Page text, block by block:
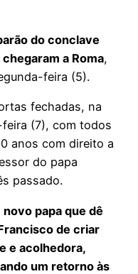
do conclave
a Roma,
feira (5).
fechadas, na
(7), com todos
anos com direito a
do papa
passado.
papa que dê
de criar
e acolhedora,
um retorno às